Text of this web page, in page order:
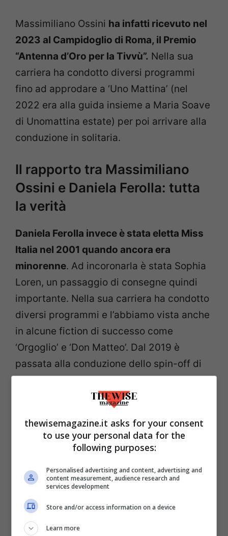
Massimiliano Ossini ha infatti ricevuto nel
2023 al Campidoglio di Roma, il Premio
“Antenna d’Oro per la Tivvù”. Nella sua
carriera ha condotto diversi programmi
fino ad approdare a ‘Uno Mattina’ (nel
2022 era alla guida insieme a Maria Soave
di Unomattina estate) per poi arrivare alla
conduzione in solitaria.
Il rapporto tra Massimiliano
Ossini e Daniela Ferolla: tutta
la verità
Daniela Ferolla invece è stata eletta Miss
Italia nel 2001 quando ancora era
minorenne. Ad incoronarla è stata Sophia
Loren, un passaggio di consegne quindi
importante. Nella sua carriera ha condotto
diversi programmi e l’abbiamo vista anche
in alcune fiction di successo come
‘Orgoglio’ e ‘Don Matteo’. Dal 2019 è
passata alla conduzione dello spin-off di
Linea verde dal titoloLinea verde Lifein
onda il sabato mattina. Ora è arrivata la
Massimiliano Ossini. Ma qual è il loro
thewisemagazine.it asks for your consent
to use your personal data for the
following purposes:
Personalised advertising and content, advertising and
content measurement, audience research and
services development
Store and/or access information on a device
Learn more